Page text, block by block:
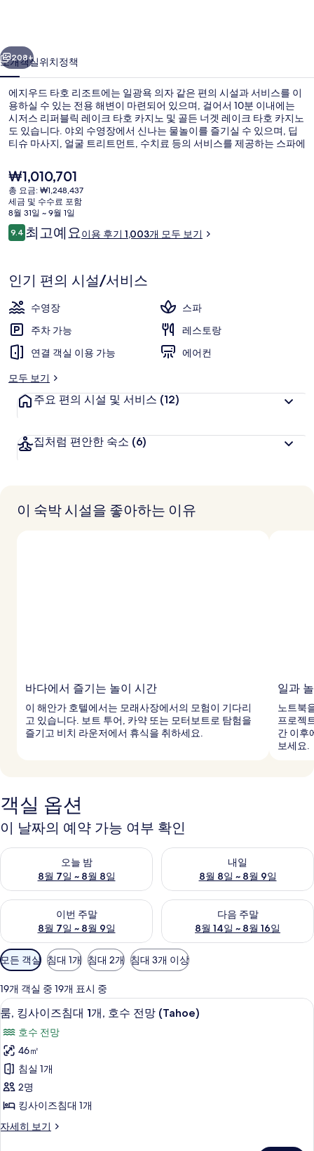
조
트
의
사
진
갤
러
리
다음
208+
소개객실위치정책
에지우드 타호 리조트에는 일광욕 의자 같은 편의 시설과 서비스를 이
용하실 수 있는 전용 해변이 마련되어 있으며, 걸어서 10분 이내에는
시저스 리퍼블릭 레이크 타호 카지노 및 골든 너겟 레이크 타호 카지노
도 있습니다. 야외 수영장에서 신나는 물놀이를 즐기실 수 있으며, 딥
티슈 마사지, 얼굴 트리트먼트, 수치료 등의 서비스를 제공하는 스파에
Bistro at Edgewood Tahoe에서는 아침, 점심 및 저녁 식사를 제공합
니다. 이 럭셔리 호텔에는 골프장, 풀사이드 바, 24시간 운영 피트니스
센터 등이 마련되어 있습니다. 많은 분들이 이곳의 친절한 고객 서비스
및 전반적인 숙박 시설 상태에 대단히 만족하셨어요.
현
재
가
격
은
₩1,010,701
₩1,010,701
총 요금: ₩1,248,437
세금 및 수수료 포함
8월 31일 ~ 9월 1일
이
용
기
9.410점 만점 중 9.4점.
최고예요이용 후기 1,003개 모두 보기
인기 편의 시설/서비스
수영장
스파
주차 가능
레스토랑
연결 객실 이용 가능
에어컨
모두 보기
주요 편의 시설 및 서비스 (12)
집처럼 편안한 숙소 (6)
이 숙박 시설을 좋아하는 이유
바다에서 즐기는 놀이 시간
이 해안가 호텔에서는 모래사장에서의 모험이 기다리
고 있습니다. 보트 투어, 카약 또는 모터보트로 탐험을
즐기고 비치 라운저에서 휴식을 취하세요.
일과
노트북
프로젝
간 이후
보세요.
객실 옵션
이 날짜의 예약 가능 여부 확인
오늘 밤
8월 7일 ~ 8월 8일
오늘 밤 예약 가능 여부 확인, 8월 7일 ~ 8월 8일
내일
8월 8일 ~ 8월 9일
내일 예약 가능 여부 확인, 8월
이번 주말
8월 7일 ~ 8월 9일
이번 주말 예약 가능 여부 확인, 8월 7일 ~ 8월 9일
다음 주말
8월 14일 ~ 8월 16일
다음 주말 예약 가능 여부 확인,
객
실
에
사
용
가
능
한
필
터
모든 객실 침대 1개 침대 2개 침대 3개 이상
19개 객실 중 19개 표시 중
룸,
킹
사
이
즈
침
대
1
이집트산 면 시트, 고급 침구, 객실 내
5
룸, 킹사이즈침대 1개, 호수 전망 (Tahoe)
호수 전망
46㎡
침실 1개
2명
킹사이즈침대 1개
자세히 보기
룸,